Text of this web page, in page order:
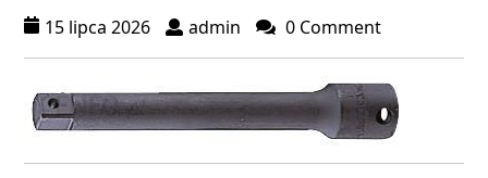
15 lipca 2026 admin 0 Comment